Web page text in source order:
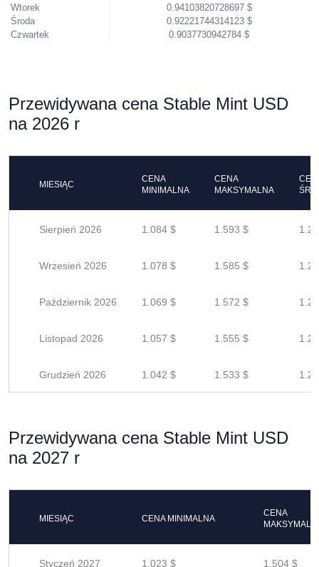
Wtorek
Środa
Czwartek
0.94103820728697 $
0.92221744314123 $
0.9037730942784 $
Przewidywana cena Stable Mint USD
na 2026 r
MIESIĄC
CENA
MINIMALNA
CENA
MAKSYMALNA
Sierpień 2026 1.084 $ 1.593 $
Wrzesień 2026 1.078 $ 1.585 $
Październik 2026 1.069 $ 1.572 $
Listopad 2026 1.057 $ 1.555 $
Grudzień 2026 1.042 $ 1.533 $
Przewidywana cena Stable Mint USD
na 2027 r
MIESIĄC CENA MINIMALNA
CENA
Styczeń 2027 1.023 $ 1.504 $